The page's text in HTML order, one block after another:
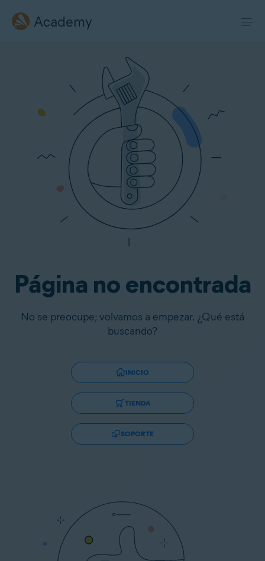
Academy
Página no encontrada
No se preocupe; volvamos a empezar. ¿Qué está
buscando?
INICIO
TIENDA
SOPORTE